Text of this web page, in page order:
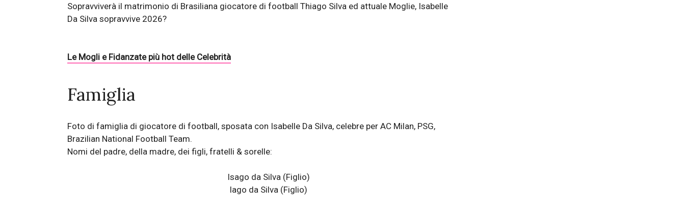
Sopravviverà il matrimonio di Brasiliana giocatore di football Thiago Silva ed attuale Moglie, Isabelle
Da Silva sopravvive 2026?
Le Mogli e Fidanzate più hot delle Celebrità
Famiglia
Foto di famiglia di giocatore di football, sposata con Isabelle Da Silva, celebre per AC Milan, PSG,
Brazilian National Football Team.
Nomi del padre, della madre, dei figli, fratelli & sorelle:
Isago da Silva (Figlio)
Iago da Silva (Figlio)